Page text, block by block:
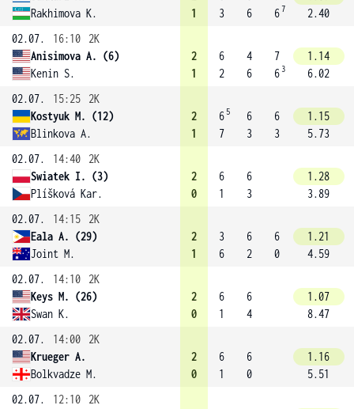
Rakhimova K.
1
3
6
67
2.40
02.07.
16:10
2K
Anisimova A. (6)
Kenin S.
2
1
6
2
4
6
7
6 3
1.14
6.02
02.07.
15:25
2K
Kostyuk M. (12)
Blinkova A.
2
1
6 5
7
6
3
6
3
1.15
5.73
02.07.
14:40
2K
Swiatek I. (3)
Plíšková Kar.
2
0
6
1
6
3
1.28
3.89
02.07.
14:15
2K
Eala A. (29)
Joint M.
2
1
3
6
6
2
6
0
1.21
4.59
02.07.
14:10
2K
Keys M. (26)
Swan K.
2
0
6
1
6
4
1.07
8.47
02.07.
14:00
2K
Krueger A.
Bolkvadze M.
2
0
6
1
6
0
1.16
5.51
02.07.
12:10
2K